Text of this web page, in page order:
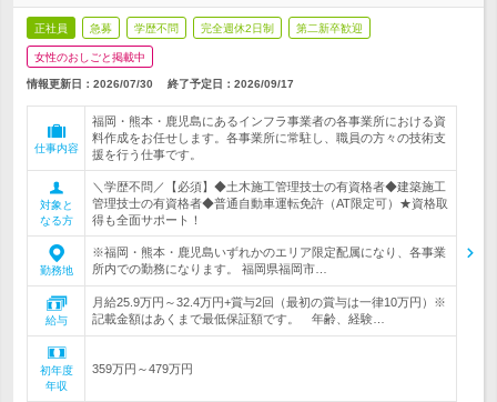
正社員 急募 学歴不問 完全週休2日制 第二新卒歓迎
女性のおしごと掲載中
情報更新日：2026/07/30 終了予定日： 2026/09/17
仕事内容
福岡・熊本・鹿児島にあるインフラ事業者の各事業所における資
料作成をお任せします。各事業所に常駐し、職員の方々の技術支
援を行う仕事です。
対象と
なる方
＼学歴不問／【必須】◆土木施工管理技士の有資格者◆建築施工
管理技士の有資格者◆普通自動車運転免許（AT限定可）★資格取
得も全面サポート！
勤務地
※福岡・熊本・鹿児島いずれかのエリア限定配属になり、各事業
所内での勤務になります。 福岡県福岡市…
給与
月給25.9万円～32.4万円+賞与2回（最初の賞与は一律10万円）※
記載金額はあくまで最低保証額です。 年齢、経験…
初年度
年収
359万円～479万円